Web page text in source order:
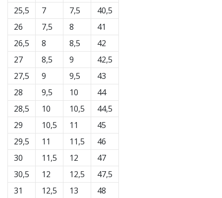
25,5
26
26,5
27
27,5
28
28,5
29
29,5
30
30,5
31
7
7,5
8
8,5
9
9,5
10
10,5
11
11,5
12
12,5
7,5
8
8,5
9
9,5
10
10,5
11
11,5
12
12,5
13
40,5
41
42
42,5
43
44
44,5
45
46
47
47,5
48